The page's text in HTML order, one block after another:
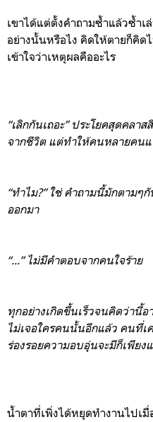
เขาได้แต่ตั้งคำถามซ้ำแล้วซ้ำเ
อย่างนั้นหรือไง คิดให้ตายก็คิด
เข้าใจว่าเหตุผลคืออะไร
“เลิกกันเถอะ” ประโยคสุดคลาสส
จากชีวิต แต่ทำให้คนหลายคน
“ทำไม?”ใช่ คำถามนี้มักตามๆ
ออกมา
“...” ไม่มีคำตอบจากคนใจร้าย
ทุกอย่างเกิดขึ้นเร็วจนคิดว่านี้
ไม่เจอใครคนนั้นอีกแล้ว คนที่เ
ร่องรอยความอบอุ่นจะมีก็เพียง
น้ำตาที่เพิ่งได้หยุดทำงานไปเ